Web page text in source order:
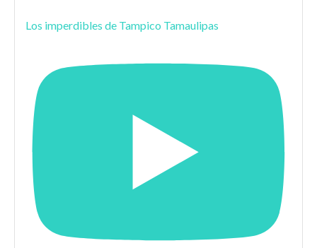
Los imperdibles de Tampico Tamaulipas